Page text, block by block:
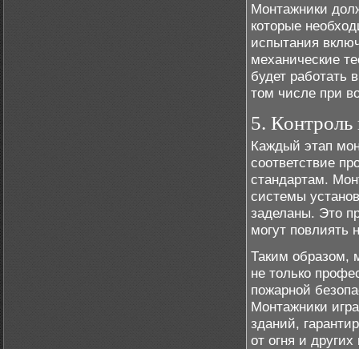
Монтажники
которые
испытания
механические
будет работать
том числе при
5. Контроль
Каждый этап
соответствие
стандартам.
системы
заделаны. Это
могут повлиять
Таким образом,
не только
пожарной
Монтажники
зданий,
от огня и